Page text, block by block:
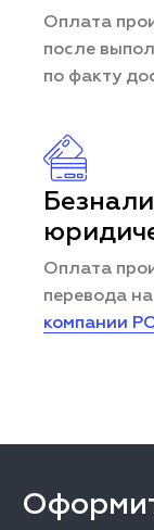
Оплата
после
по факту
Оплата
перевода
компании